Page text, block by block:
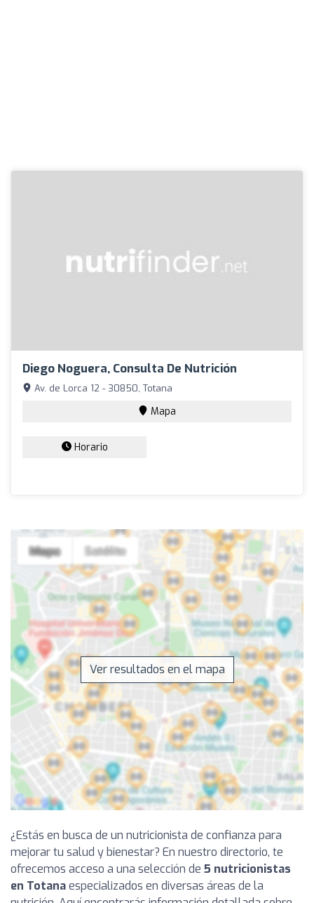
Diego Noguera, Consulta De Nutrición
Av. de Lorca 12 - 30850, Totana
Mapa
Horario
Ver resultados en el mapa
¿Estás en busca de un nutricionista de confianza para
mejorar tu salud y bienestar? En nuestro directorio, te
ofrecemos acceso a una selección de 5 nutricionistas
en Totanaespecializados en diversas áreas de la